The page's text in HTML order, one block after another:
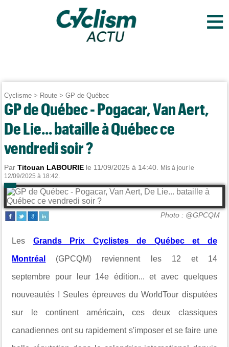
≡
Cyclisme > Route >GP de Québec
GP de Québec - Pogacar, Van Aert,
De Lie... bataille à Québec ce
vendredi soir ?
ParTitouan LABOURIE le 11/09/2025 à 14:40.
Mis à jour le
12/09/2025 à 18:42.
Photo : @GPCQM
Les Grands Prix Cyclistes de Québec et de
Montréal (GPCQM) reviennent les 12 et 14
septembre pour leur 14e édition... et avec quelques
nouveautés ! Seules épreuves du WorldTour disputées
sur le continent américain,ces deux classiques
canadiennes ont su rapidement s'imposer et se faire une